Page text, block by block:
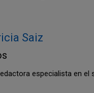
Saiz
especialista en